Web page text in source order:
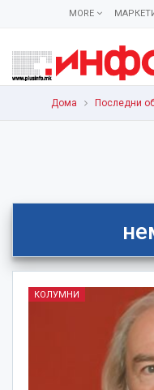
MORE
Дома Последни
КОЛУМНИ